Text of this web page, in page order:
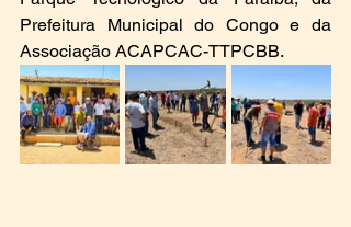
Prefeitura Municipal do Congo e da
Associação ACAPCAC-TTPCBB.